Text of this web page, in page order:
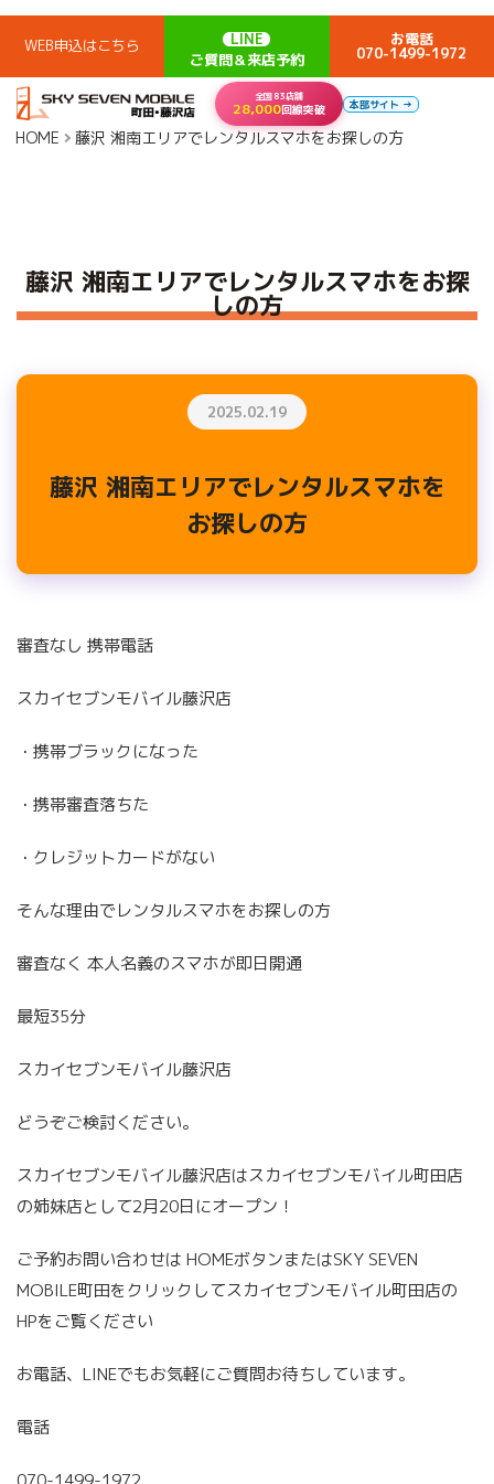
WEB申込はこちら
LINE
ご質問＆来店予約
お電話
070-1499-1972
全国83店舗
28,000回線突破 本部サイト →
HOME 藤沢 湘南エリアでレンタルスマホをお探しの方
藤沢 湘南エリアでレンタルスマホをお探
しの方
2025.02.19
藤沢 湘南エリアでレンタルスマホを
お探しの方
審査なし 携帯電話
スカイセブンモバイル藤沢店
・携帯ブラックになった
・携帯審査落ちた
・クレジットカードがない
そんな理由でレンタルスマホをお探しの方
審査なく 本人名義のスマホが即日開通
最短35分
スカイセブンモバイル藤沢店
どうぞご検討ください。
スカイセブンモバイル藤沢店はスカイセブンモバイル町田店
の姉妹店として2月20日にオープン！
ご予約お問い合わせは HOMEボタンまたはSKY SEVEN
MOBILE町田をクリックしてスカイセブンモバイル町田店の
HPをご覧ください
お電話、LINEでもお気軽にご質問お待ちしています。
電話